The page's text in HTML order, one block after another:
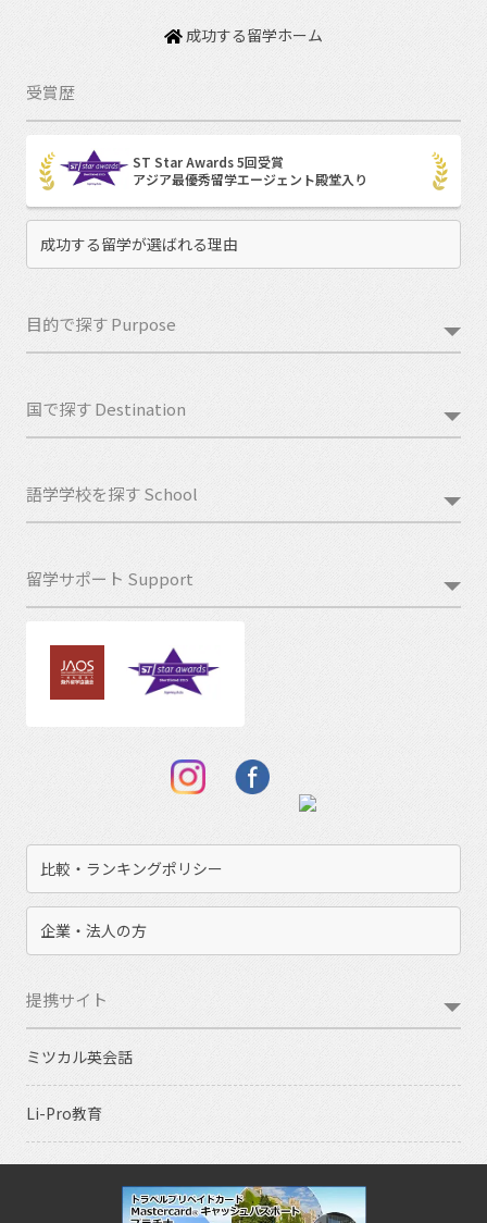
成功する留学ホーム
受賞歴
ST Star Awards 5回受賞
アジア最優秀留学エージェント殿堂入り
成功する留学が選ばれる理由
目的で探す Purpose
国で探す Destination
語学学校を探す School
留学サポート Support
比較・ランキングポリシー
企業・法人の方
提携サイト
ミツカル英会話
Li-Pro教育